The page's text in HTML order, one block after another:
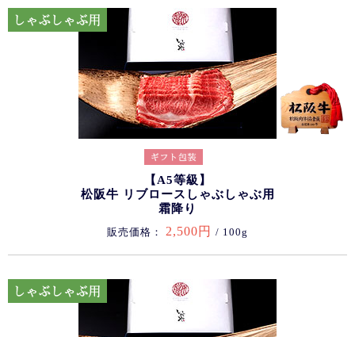
【A5等級】
松阪牛 リブロースしゃぶしゃぶ用
霜降り
販売価格： 2,500円 / 100g